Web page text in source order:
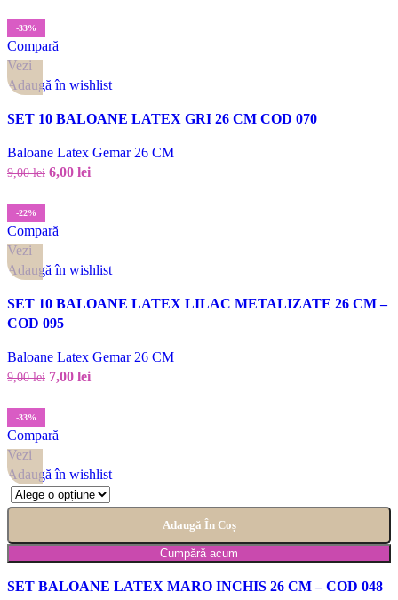
-33%
Compară
Vezi
Adaugă în wishlist
SET 10 BALOANE LATEX GRI 26 CM COD 070
Baloane Latex Gemar 26 CM
9,00lei 6,00 lei
-22%
Compară
Vezi
Adaugă în wishlist
SET 10 BALOANE LATEX LILAC METALIZATE 26 CM –
COD 095
Baloane Latex Gemar 26 CM
9,00lei 7,00 lei
-33%
Compară
Vezi
Adaugă în wishlist
Adaugă În Coș
Cumpără acum
SET BALOANE LATEX MARO INCHIS 26 CM – COD 048